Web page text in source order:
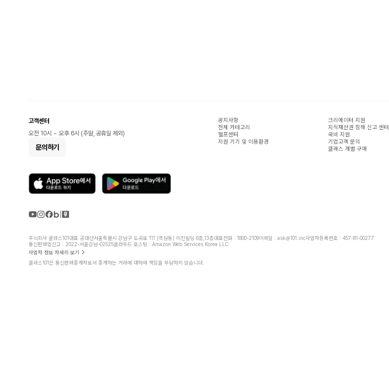
고객센터
오전 10시 ~ 오후 6시 (주말, 공휴일 제외)
문의하기
공지사항
전체 카테고리
헬프센터
지원 기기 및 이용환경
크리에이터 지원
지식재산권 침해 신고 센터
국비 지원
기업고객 문의
클래스 개별 구매
주식회사 클래스101대표 공대선서울특별시 강남구 도곡로 111 (역삼동) 미진빌딩 6층,13층대표전화 : 1800-2109이메일 : ask@101.inc사업자등록번호 : 457-81-00277
통신판매업신고 : 2022-서울강남-02525클라우드 호스팅 : Amazon Web Services Korea LLC
사업자 정보 자세히 보기
클래스101은 통신판매중개자로서 중개하는 거래에 대하여 책임을 부담하지 않습니다.